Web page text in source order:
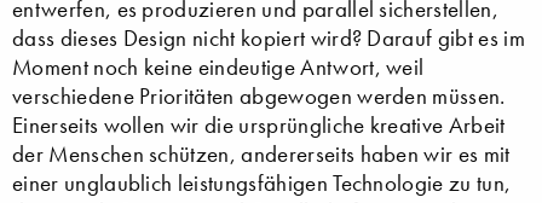
entwerfen, es produzieren und parallel sicherstellen,
dass dieses Design nicht kopiert wird? Darauf gibt es im
Moment noch keine eindeutige Antwort, weil
verschiedene Prioritäten abgewogen werden müssen.
Einerseits wollen wir die ursprüngliche kreative Arbeit
der Menschen schützen, andererseits haben wir es mit
einer unglaublich leistungsfähigen Technologie zu tun,